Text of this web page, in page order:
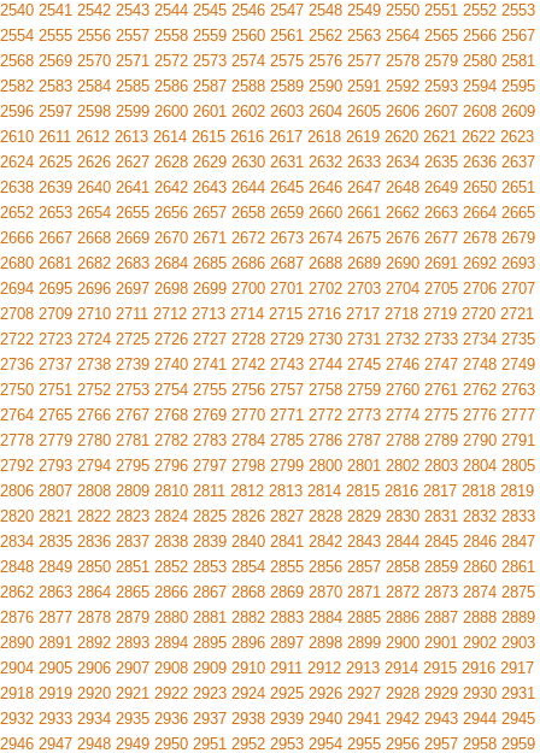
2540 2541 2542 2543 2544 2545 2546 2547 2548 2549 2550 2551 2552 2553
2554 2555 2556 2557 2558 2559 2560 2561 2562 2563 2564 2565 2566 2567
2568 2569 2570 2571 2572 2573 2574 2575 2576 2577 2578 2579 2580 2581
2582 2583 2584 2585 2586 2587 2588 2589 2590 2591 2592 2593 2594 2595
2596 2597 2598 2599 2600 2601 2602 2603 2604 2605 2606 2607 2608 2609
2610 2611 2612 2613 2614 2615 2616 2617 2618 2619 2620 2621 2622 2623
2624 2625 2626 2627 2628 2629 2630 2631 2632 2633 2634 2635 2636 2637
2638 2639 2640 2641 2642 2643 2644 2645 2646 2647 2648 2649 2650 2651
2652 2653 2654 2655 2656 2657 2658 2659 2660 2661 2662 2663 2664 2665
2666 2667 2668 2669 2670 2671 2672 2673 2674 2675 2676 2677 2678 2679
2680 2681 2682 2683 2684 2685 2686 2687 2688 2689 2690 2691 2692 2693
2694 2695 2696 2697 2698 2699 2700 2701 2702 2703 2704 2705 2706 2707
2708 2709 2710 2711 2712 2713 2714 2715 2716 2717 2718 2719 2720 2721
2722 2723 2724 2725 2726 2727 2728 2729 2730 2731 2732 2733 2734 2735
2736 2737 2738 2739 2740 2741 2742 2743 2744 2745 2746 2747 2748 2749
2750 2751 2752 2753 2754 2755 2756 2757 2758 2759 2760 2761 2762 2763
2764 2765 2766 2767 2768 2769 2770 2771 2772 2773 2774 2775 2776 2777
2778 2779 2780 2781 2782 2783 2784 2785 2786 2787 2788 2789 2790 2791
2792 2793 2794 2795 2796 2797 2798 2799 2800 2801 2802 2803 2804 2805
2806 2807 2808 2809 2810 2811 2812 2813 2814 2815 2816 2817 2818 2819
2820 2821 2822 2823 2824 2825 2826 2827 2828 2829 2830 2831 2832 2833
2834 2835 2836 2837 2838 2839 2840 2841 2842 2843 2844 2845 2846 2847
2848 2849 2850 2851 2852 2853 2854 2855 2856 2857 2858 2859 2860 2861
2862 2863 2864 2865 2866 2867 2868 2869 2870 2871 2872 2873 2874 2875
2876 2877 2878 2879 2880 2881 2882 2883 2884 2885 2886 2887 2888 2889
2890 2891 2892 2893 2894 2895 2896 2897 2898 2899 2900 2901 2902 2903
2904 2905 2906 2907 2908 2909 2910 2911 2912 2913 2914 2915 2916 2917
2918 2919 2920 2921 2922 2923 2924 2925 2926 2927 2928 2929 2930 2931
2932 2933 2934 2935 2936 2937 2938 2939 2940 2941 2942 2943 2944 2945
2946 2947 2948 2949 2950 2951 2952 2953 2954 2955 2956 2957 2958 2959